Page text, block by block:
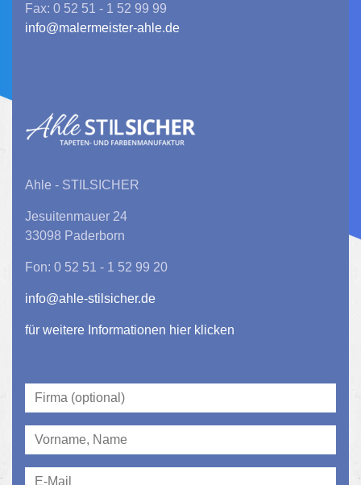
Fax: 0 52 51 - 1 52 99 99
info@malermeister-ahle.de
Ahle - STILSICHER
Jesuitenmauer 24
33098 Paderborn
Fon: 0 52 51 - 1 52 99 20
info@ahle-stilsicher.de
für weitere Informationen hier klicken